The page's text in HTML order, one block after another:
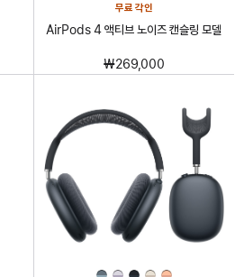
무료 각인
AirPods 4 액티브 노이즈 캔슬링 모델
₩269,000